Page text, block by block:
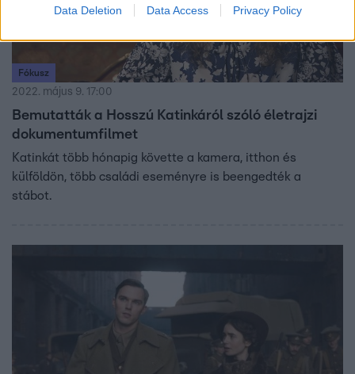
Data Deletion Data Access Privacy Policy
Fókusz
2022. május 9. 17:00
Bemutatták a Hosszú Katinkáról szóló életrajzi
dokumentumfilmet
Katinkát több hónapig követte a kamera, itthon és
külföldön, több családi eseményre is beengedték a
stábot.